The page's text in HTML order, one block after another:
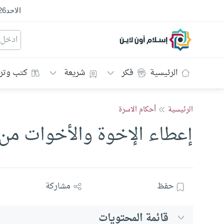
الاحد
إسلام أون لاين
الرئيسية فكر شريعة كتب
الرئيسية أحكام الاسرة
إعطاء الإخوة والأخوات من
حفظ مشاركة
قائمة المحتويات